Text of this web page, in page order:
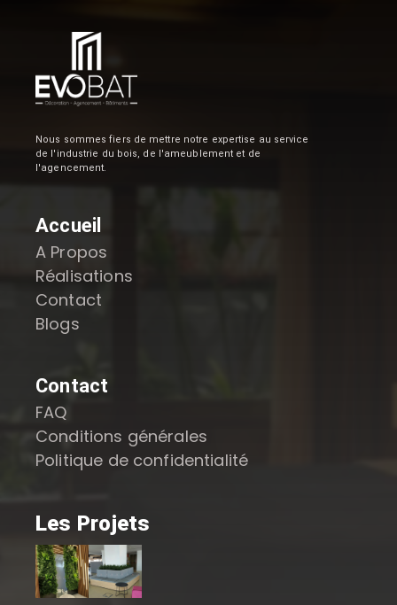
Nous sommes fiers de mettre notre expertise au service
de l'industrie du bois, de l'ameublement et de
l'agencement.
Accueil
A Propos
Réalisations
Contact
Blogs
Contact
FAQ
Conditions générales
Politique de confidentialité
Les Projets